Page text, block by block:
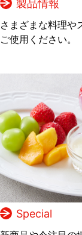
製品情報
さまざまな料理や
ご使用ください。
Special